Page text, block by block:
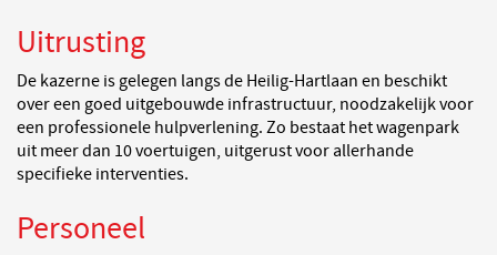
Uitrusting
De kazerne is gelegen langs de Heilig-Hartlaan en beschikt
over een goed uitgebouwde infrastructuur, noodzakelijk voor
een professionele hulpverlening. Zo bestaat het wagenpark
uit meer dan 10 voertuigen, uitgerust voor allerhande
specifieke interventies.
Personeel